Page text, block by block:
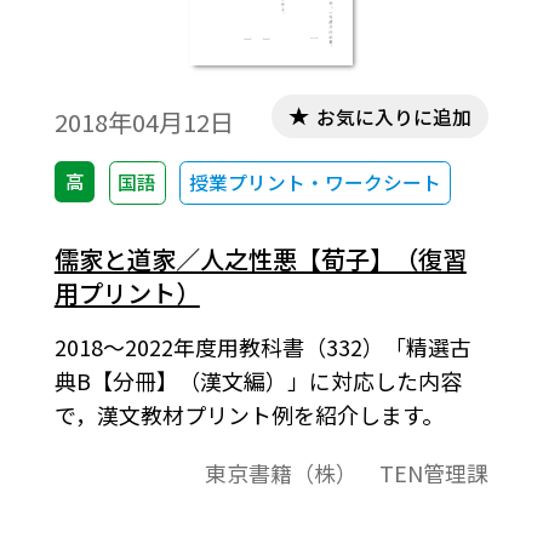
2018年04月12日
高 国語 授業プリント・ワークシート
お気に入りに追加
儒家と道家／人之性悪【荀子】（復習
用プリント）
2018～2022年度用教科書（332）「精選古
典B【分冊】（漢文編）」に対応した内容
で，漢文教材プリント例を紹介します。
東京書籍（株） TEN管理課